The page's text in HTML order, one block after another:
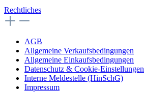
Rechtliches
AGB
Allgemeine Verkaufsbedingungen
Allgemeine Einkaufsbedingungen
Datenschutz & Cookie-Einstellungen
Interne Meldestelle (HinSchG)
Impressum